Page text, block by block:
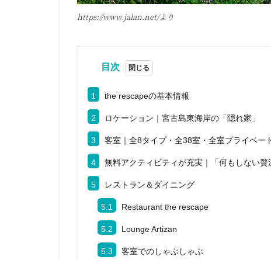
https://www.jalan.net/より
目次
1 the rescapeの基本情報
2 ロケーション｜宮古島東海岸の「隠れ家」
3 客室｜全8タイプ・全38室・全室プライベー
4 無料アクティビティが充実｜「何もしない贅
5 レストラン＆ダイニング
5.1 Restaurant the rescape
5.2 Lounge Artizan
5.3 客室でのしゃぶしゃぶ